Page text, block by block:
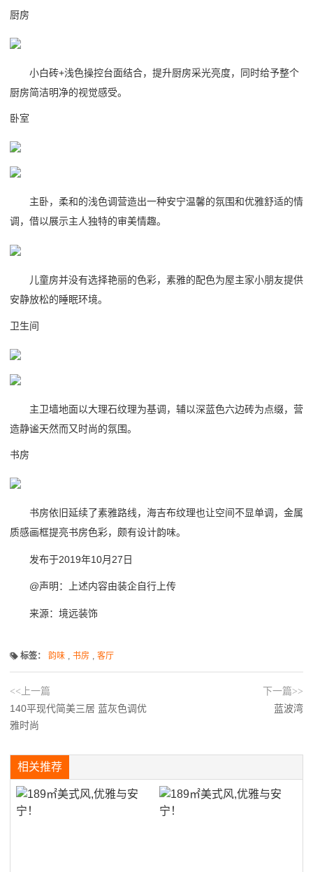
厨房
小白砖+浅色操控台面结合，提升厨房采光亮度，同时给予整个
厨房简洁明净的视觉感受。
卧室
主卧，柔和的浅色调营造出一种安宁温馨的氛围和优雅舒适的情
调，借以展示主人独特的审美情趣。
儿童房并没有选择艳丽的色彩，素雅的配色为屋主家小朋友提供
安静放松的睡眠环境。
卫生间
主卫墙地面以大理石纹理为基调，辅以深蓝色六边砖为点缀，营
造静谧天然而又时尚的氛围。
书房
书房依旧延续了素雅路线，海吉布纹理也让空间不显单调，金属
质感画框提亮书房色彩，颇有设计韵味。
发布于2019年10月27日
@声明：上述内容由装企自行上传
来源：境远装饰
标签： 韵味 , 书房 , 客厅
<<上一篇
140平现代简美三居 蓝灰色调优
雅时尚
下一篇>>
蓝波湾
相关推荐